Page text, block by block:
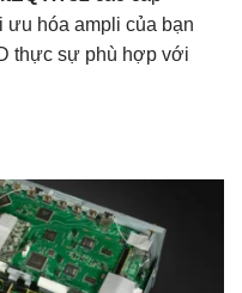
ưu hóa ampli của bạn
thực sự phù hợp với